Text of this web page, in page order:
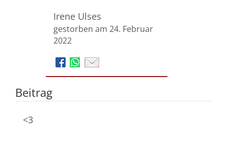
Irene Ulses
gestorben am 24. Februar
2022
Beitrag
<3